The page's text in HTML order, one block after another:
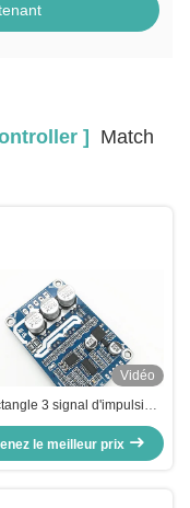
]
Match
Vidéo
3 signal d'impulsion
de conducteur de
de la phase BLDC a
produit -20 - 85℃
le meilleur prix